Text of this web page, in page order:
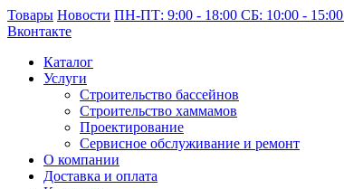
Товары Новости ПН-ПТ: 9:00 - 18:00 СБ: 10:00 - 15:00
Вконтакте
Каталог
Услуги
Строительство бассейнов
Строительство хаммамов
Проектирование
Сервисное обслуживание и ремонт
О компании
Доставка и оплата